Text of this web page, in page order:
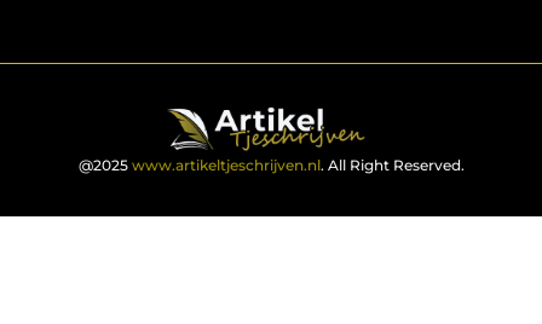
@2025 www.artikeltjeschrijven.nl. All Right Reserved.